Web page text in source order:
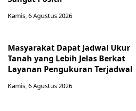
Kamis, 6 Agustus 2026
Masyarakat Dapat Jadwal Ukur
Tanah yang Lebih Jelas Berkat
Layanan Pengukuran Terjadwal
Kamis, 6 Agustus 2026